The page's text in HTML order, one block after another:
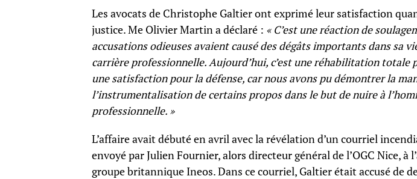
Les avocats de Christophe Galtier ont exprimé leur satisfaction
justice. Me Olivier Martin a déclaré : « C’est une réaction de
accusations odieuses avaient causé des dégâts importants dans sa
carrière professionnelle. Aujourd’hui, c’est une réhabilitation totale
une satisfaction pour la défense, car nous avons pu démontrer la
l’instrumentalisation de certains propos dans le but de nuire à
professionnelle. »
L’affaire avait débuté en avril avec la révélation d’un courriel
envoyé par Julien Fournier, alors directeur général de l’OGC Nice, à
groupe britannique Ineos. Dans ce courriel, Galtier était accusé de